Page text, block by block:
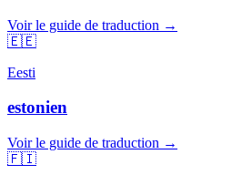
Voir le guide de traduction →
🇪🇪
Eesti
estonien
Voir le guide de traduction →
🇫🇮